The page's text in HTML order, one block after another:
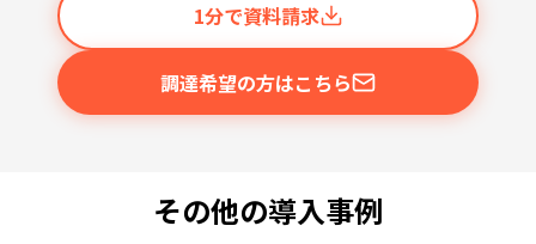
1分で資料請求
調達希望の方はこちら
その他の導入事例